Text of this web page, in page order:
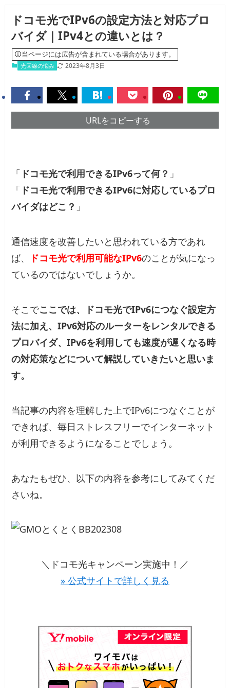
ドコモ光でIPv6の設定方法と対応プロ
バイダ｜IPv4との違いとは？
当ページには広告が含まれている場合があります。
光回線の悩み 2023年8月3日
URLをコピーする
「 ドコモ光で利用できるIPv6って何？ 」
「 ドコモ光で利用できるIPv6に対応しているプロ
バイダはどこ？ 」
通信速度を改善したいと思われている方であれ
ば、
ドコモ光で利用可能なIPv6のことが気になっ
ているのではないでしょうか。
そこでここでは、ドコモ光でIPv6につなぐ設定方
法に加え、IPv6対応のルーターをレンタルできる
プロバイダ、IPv6を利用しても速度が遅くなる時
の対応策などについて解説していきたいと思いま
す。
当記事の内容を理解した上でIPv6につなぐことが
できれば、毎日ストレスフリーでインターネット
が利用できるようになることでしょう。
あなたもぜひ、以下の内容を参考にしてみてくだ
さいね。
＼ドコモ光キャンペーン実施中！／
» 公式サイトで詳しく見る